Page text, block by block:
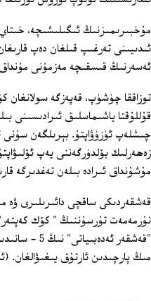
مۇخبىرىمىزنىڭ ئىگىلىشىچە،
ئىدىيىنى تەرغىپ قىلغان دەپ
ئەسەرنىڭ قىسقىچە مەزمۇنى
توزاققا چۈشۈپ، قەپەزگە سولانغان
قۇللۇقتا ياشىماسلىق ئىرادىسىنى
چىشلەپ ئۈزۈۋاپتۇ. بېرىلگەن سۇنى
زەھەرلىك بۆلدۈرگەننى يەپ
مۇشۇنداق ئىرادە بىلەن تەغدىرگە
قەشقەردىكى ساقچى دائىرىلىرى ۋە
نۇرمەمەت تۇرسۇننىڭ " كۆك
"قەشقەر
مىڭ پارچىدىن ئارتۇق يىغىۋالغان.